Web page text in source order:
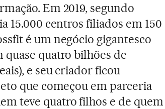
Em 2019, segundo
15.000 centros filiados em 150
é um negócio gigantesco
quase quatro bilhões de
e seu criador ficou
que começou em parceria
teve quatro filhos e de quem